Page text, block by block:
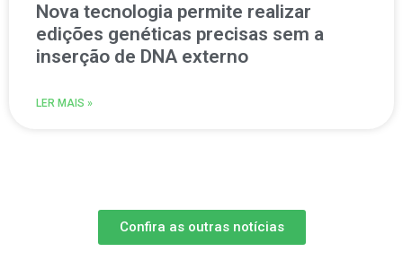
Nova tecnologia permite realizar
edições genéticas precisas sem a
inserção de DNA externo
LER MAIS »
Confira as outras notícias